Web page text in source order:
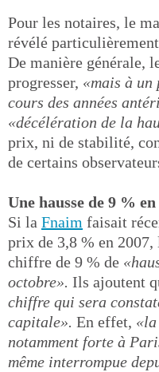
Pour les notaires, le
révélé
De manière générale,
progresser, «mais à un
cours des années
«décélération de la
prix, ni de stabilité,
de certains
Une hausse de 9 % en
Si la Fnaim faisait
prix de 3,8 % en
chiffre de 9 % de
octobre». Ils ajoutent
chiffre qui sera
capitale». En effet,
notamment forte à
même interrompue